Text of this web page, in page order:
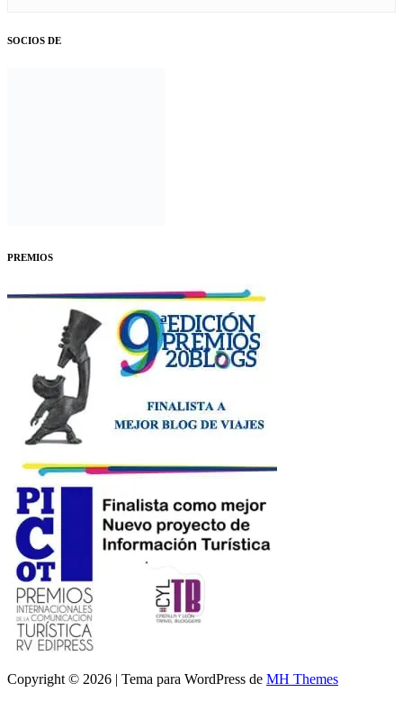
SOCIOS DE
PREMIOS
Copyright © 2026 | Tema para WordPress de MH Themes